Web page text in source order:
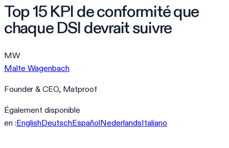
Top 15 KPI de conformité que
chaque DSI devrait suivre
MW
Malte Wagenbach
Founder & CEO, Matproof
Également disponible
en :EnglishDeutschEspañolNederlandsItaliano